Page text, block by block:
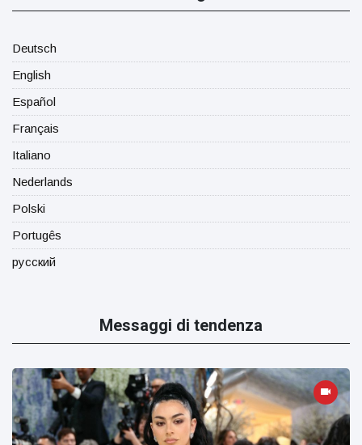
Deutsch
English
Español
Français
Italiano
Nederlands
Polski
Portugês
русский
Messaggi di tendenza